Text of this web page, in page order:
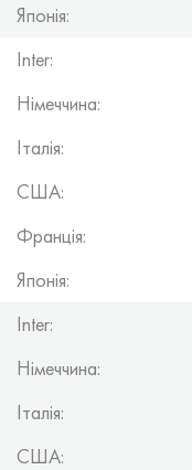
Японія:
Inter:
Німеччина:
Італія:
США:
Франція:
Японія:
Inter:
Німеччина:
Італія:
США: